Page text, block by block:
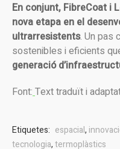
En conjunt, FibreCoat i
nova etapa en el
ultrarresistents. Un pas
sostenibles i eficients
generació
Font: Text traduït i
Etiquetes: espacial,
tecnologia,termoplàstics